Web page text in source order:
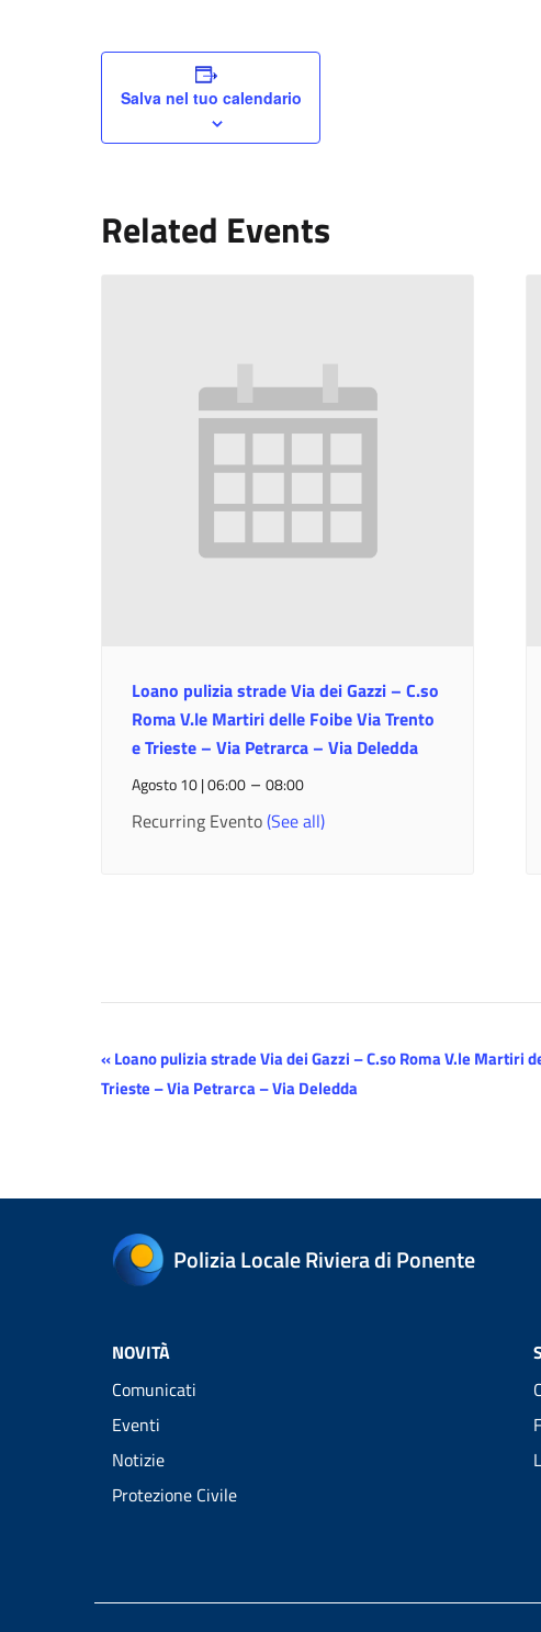
Salva nel tuo calendario
Related Events
Loano pulizia strade Via dei Gazzi – C.so
Roma V.le Martiri delle Foibe Via Trento
e Trieste – Via Petrarca – Via Deledda
Agosto 10 | 06:00 –08:00
Recurring Evento(See all)
Evento
Navigazione
«Loano pulizia strade Via dei Gazzi – C.so Roma V.le Martiri
Trieste – Via Petrarca – Via Deledda
Polizia Locale Riviera di Ponente
NOVITÀ
Comunicati
Eventi
Notizie
Protezione Civile